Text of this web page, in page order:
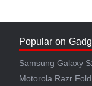
Popular on
Samsung Galaxy
Motorola Razr Fold